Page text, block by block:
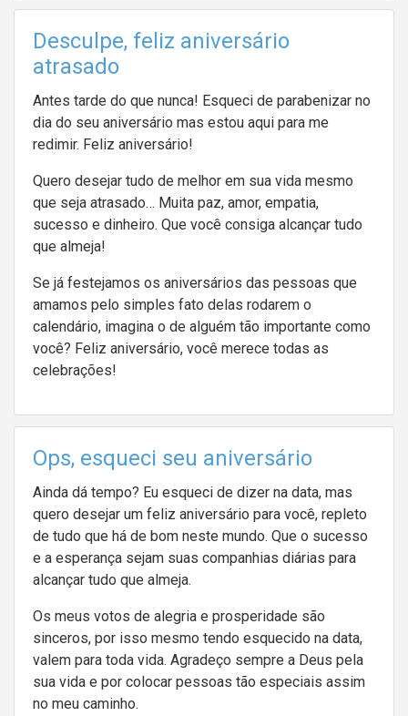
Desculpe, feliz aniversário
atrasado
Antes tarde do que nunca! Esqueci de parabenizar no
dia do seu aniversário mas estou aqui para me
redimir. Feliz aniversário!
Quero desejar tudo de melhor em sua vida mesmo
que seja atrasado… Muita paz, amor, empatia,
sucesso e dinheiro. Que você consiga alcançar tudo
que almeja!
Se já festejamos os aniversários das pessoas que
amamos pelo simples fato delas rodarem o
calendário, imagina o de alguém tão importante como
você? Feliz aniversário, você merece todas as
celebrações!
Ops, esqueci seu aniversário
Ainda dá tempo? Eu esqueci de dizer na data, mas
quero desejar um feliz aniversário para você, repleto
de tudo que há de bom neste mundo. Que o sucesso
e a esperança sejam suas companhias diárias para
alcançar tudo que almeja.
Os meus votos de alegria e prosperidade são
sinceros, por isso mesmo tendo esquecido na data,
valem para toda vida. Agradeço sempre a Deus pela
sua vida e por colocar pessoas tão especiais assim
no meu caminho.